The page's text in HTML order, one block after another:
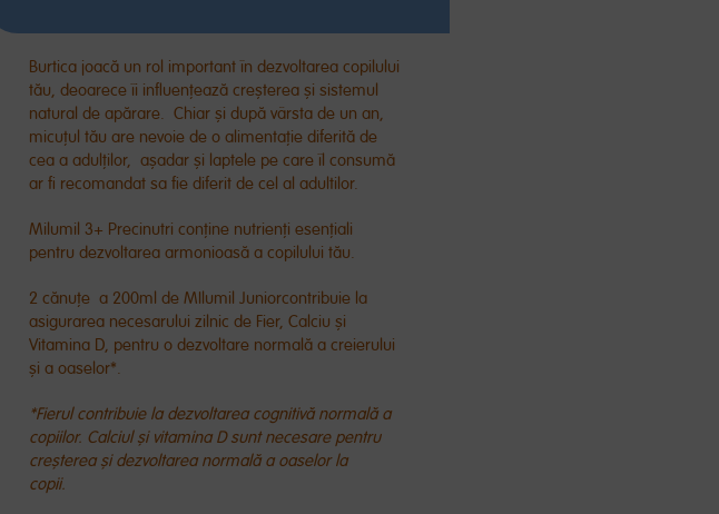
Burtica joacă un rol important în dezvoltarea copilului
tău, deoarece îi influențează creșterea și sistemul
natural de apărare. Chiar și după vârsta de un an,
micuțul tău are nevoie de o alimentație diferită de
cea a adulților, așadar și laptele pe care îl consumă
ar fi recomandat sa fie diferit de cel al adultilor.
Milumil 3+ Precinutri conține nutrienți esențiali
pentru dezvoltarea armonioasă a copilului tău.
2 cănuțe a 200ml de MIlumil Juniorcontribuie la
asigurarea necesarului zilnic de Fier, Calciu și
Vitamina D, pentru o dezvoltare normală a creierului
și a oaselor*.
*Fierul contribuie la dezvoltarea cognitivă normală a
copiilor. Calciul și vitamina D sunt necesare pentru
creșterea și dezvoltarea normală a oaselor la
copii.